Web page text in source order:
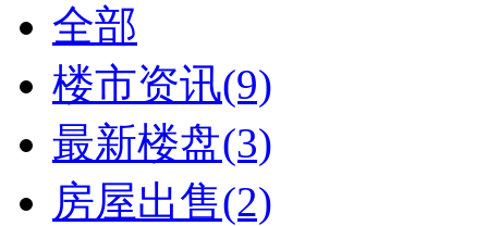
全部
楼市资讯(9)
最新楼盘(3)
房屋出售(2)